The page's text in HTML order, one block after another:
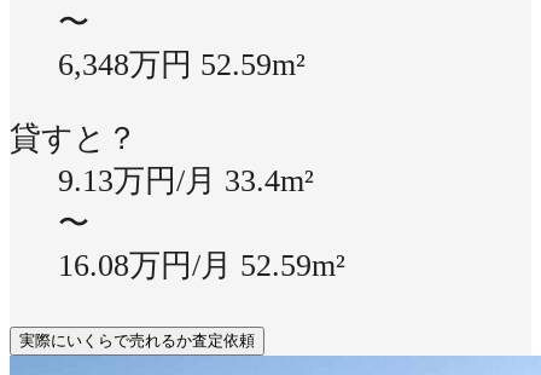
〜
6,348万円 52.59m²
貸すと？
9.13万円/月 33.4m²
〜
16.08万円/月 52.59m²
実際にいくらで売れるか査定依頼